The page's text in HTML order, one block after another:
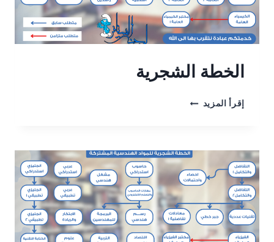
الخطة الشجرية
إقرأ المزيد الخطة